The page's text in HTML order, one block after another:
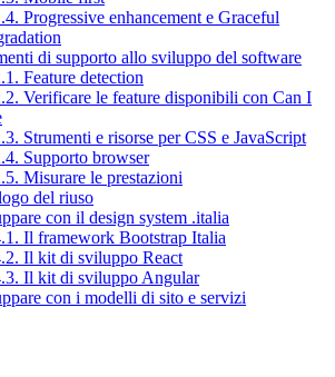
Progressive enhancement e Graceful
di supporto allo sviluppo del software
Feature detection
Verificare le feature disponibili con Can I
Strumenti e risorse per CSS e JavaScript
Supporto browser
Misurare le prestazioni
del riuso
con il design system .italia
Il framework Bootstrap Italia
Il kit di sviluppo React
Il kit di sviluppo Angular
con i modelli di sito e servizi